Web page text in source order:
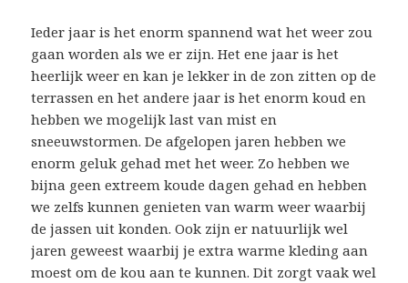
Ieder jaar is het enorm spannend wat het weer zou
gaan worden als we er zijn. Het ene jaar is het
heerlijk weer en kan je lekker in de zon zitten op de
terrassen en het andere jaar is het enorm koud en
hebben we mogelijk last van mist en
sneeuwstormen. De afgelopen jaren hebben we
enorm geluk gehad met het weer. Zo hebben we
bijna geen extreem koude dagen gehad en hebben
we zelfs kunnen genieten van warm weer waarbij
de jassen uit konden. Ook zijn er natuurlijk wel
jaren geweest waarbij je extra warme kleding aan
moest om de kou aan te kunnen. Dit zorgt vaak wel